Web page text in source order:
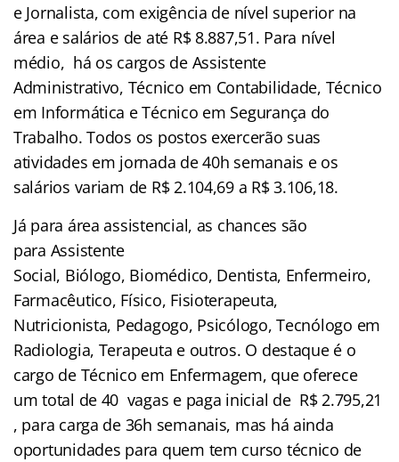
e Jornalista, com exigência de nível superior na
área e salários de até R$ 8.887,51. Para nível
médio, há os cargos de Assistente
Administrativo, Técnico em Contabilidade, Técnico
em Informática e Técnico em Segurança do
Trabalho. Todos os postos exercerão suas
atividades em jornada de 40h semanais e os
salários variam de R$ 2.104,69 a R$ 3.106,18.
Já para área assistencial, as chances são
para Assistente
Social, Biólogo, Biomédico, Dentista, Enfermeiro,
Farmacêutico, Físico, Fisioterapeuta,
Nutricionista, Pedagogo, Psicólogo, Tecnólogo em
Radiologia, Terapeuta e outros. O destaque é o
cargo de Técnico em Enfermagem, que oferece
um total de 40 vagas e paga inicial de R$ 2.795,21
, para carga de 36h semanais, mas há ainda
oportunidades para quem tem curso técnico de